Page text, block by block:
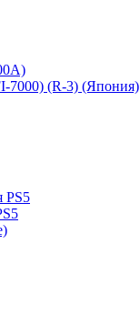
7000) (R-3) (Япония)
PS5